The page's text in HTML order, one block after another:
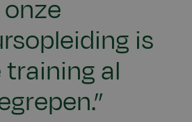
onze
is
training al